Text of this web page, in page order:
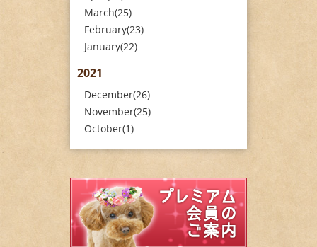
March(25)
February(23)
January(22)
2021
December(26)
November(25)
October(1)